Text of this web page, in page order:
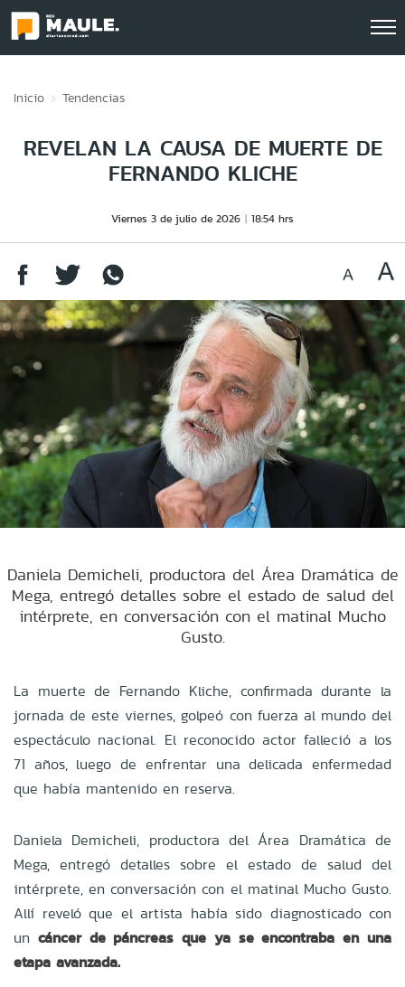
Inicio Tendencias
REVELAN LA CAUSA DE MUERTE DE
FERNANDO KLICHE
Viernes 3 de julio de 2026 18:54 hrs
Daniela Demicheli, productora del Área Dramática de
Mega, entregó detalles sobre el estado de salud del
intérprete, en conversación con el matinal Mucho
Gusto.
La muerte de Fernando Kliche, confirmada durante la
jornada de este viernes, golpeó con fuerza al mundo del
espectáculo nacional. El reconocido actor falleció a los
71 años, luego de enfrentar una delicada enfermedad
que había mantenido en reserva.
Daniela Demicheli, productora del Área Dramática de
Mega, entregó detalles sobre el estado de salud del
intérprete, en conversación con el matinal Mucho Gusto.
Allí reveló que el artista había sido diagnosticado con
un cáncer de páncreas que ya se encontraba en una
etapa avanzada.